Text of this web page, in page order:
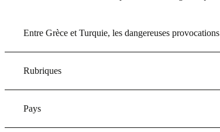
Entre Grèce et Turquie, les dangereuses provocations
Rubriques
Pays